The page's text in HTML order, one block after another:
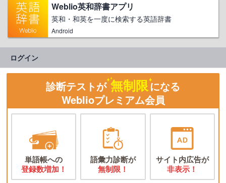
Weblio英和辞書アプリ
英和・和英を一度に検索する英語辞書
Android
ログイン
診断テストが 無制限になる
Weblioプレミアム会員
単語帳への
登録数増加！
語彙力診断が
無制限！
サイト内広告が
非表示！